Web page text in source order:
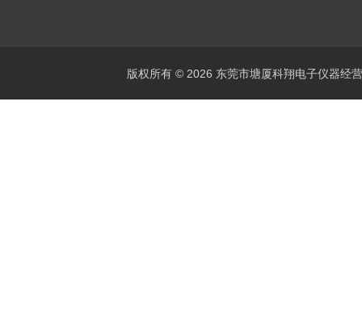
版权所有 © 2026 东莞市塘厦科翔电子仪器